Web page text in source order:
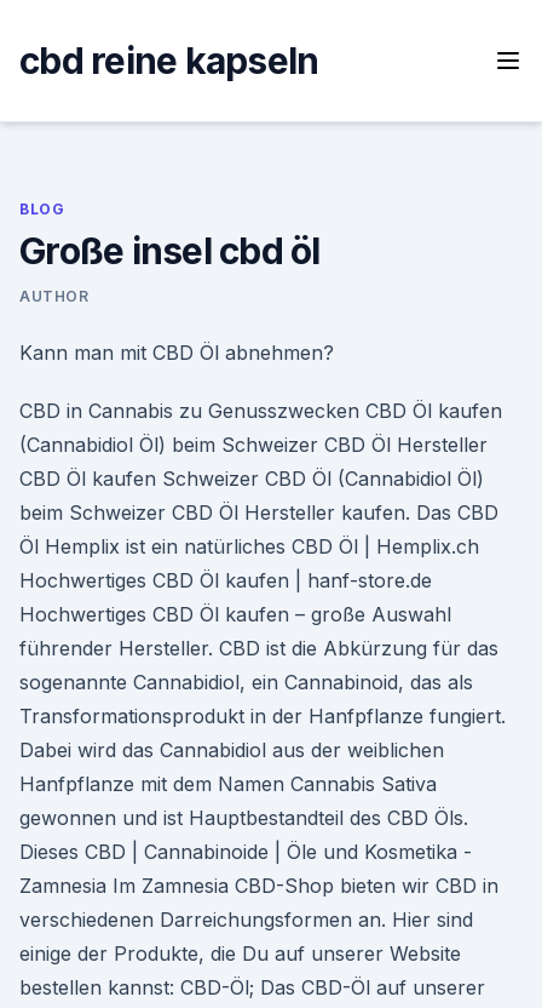
content
cbd reine kapseln
BLOG
Große insel cbd öl
AUTHOR
Kann man mit CBD Öl abnehmen?
CBD in Cannabis zu Genusszwecken CBD Öl kaufen
(Cannabidiol Öl) beim Schweizer CBD Öl Hersteller
CBD Öl kaufen Schweizer CBD Öl (Cannabidiol Öl)
beim Schweizer CBD Öl Hersteller kaufen. Das CBD
Öl Hemplix ist ein natürliches CBD Öl | Hemplix.ch
Hochwertiges CBD Öl kaufen | hanf-store.de
Hochwertiges CBD Öl kaufen – große Auswahl
führender Hersteller. CBD ist die Abkürzung für das
sogenannte Cannabidiol, ein Cannabinoid, das als
Transformationsprodukt in der Hanfpflanze fungiert.
Dabei wird das Cannabidiol aus der weiblichen
Hanfpflanze mit dem Namen Cannabis Sativa
gewonnen und ist Hauptbestandteil des CBD Öls.
Dieses CBD | Cannabinoide | Öle und Kosmetika -
Zamnesia Im Zamnesia CBD-Shop bieten wir CBD in
verschiedenen Darreichungsformen an. Hier sind
einige der Produkte, die Du auf unserer Website
bestellen kannst: CBD-Öl; Das CBD-Öl auf unserer